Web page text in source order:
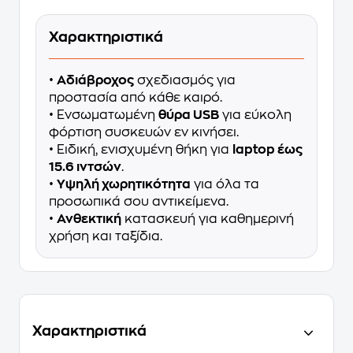
Χαρακτηριστικά
• Αδιάβροχος σχεδιασμός για
προστασία από κάθε καιρό.
• Ενσωματωμένη θύρα USB για εύκολη
φόρτιση συσκευών εν κινήσει.
• Ειδική, ενισχυμένη θήκη για laptop έως
15.6 ιντσών.
• Υψηλή χωρητικότητα για όλα τα
προσωπικά σου αντικείμενα.
• Ανθεκτική κατασκευή για καθημερινή
χρήση και ταξίδια.
Χαρακτηριστικά